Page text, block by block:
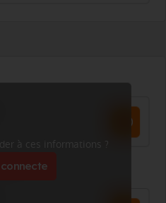
à ces informations ?